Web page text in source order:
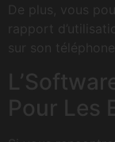
De plus, vous
rapport
sur son
Pour Les